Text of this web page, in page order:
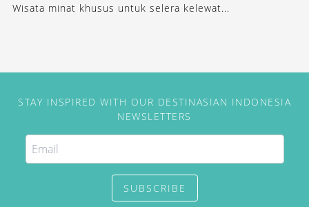
Wisata minat khusus untuk selera kelewat...
STAY INSPIRED WITH OUR DESTINASIAN INDONESIA
NEWSLETTERS
SUBSCRIBE